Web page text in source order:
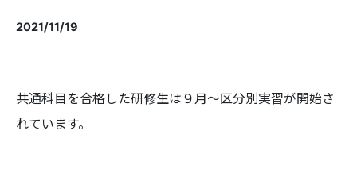
2021/11/19
共通科目を合格した研修生は９月～区分別実習が開始さ
れています。